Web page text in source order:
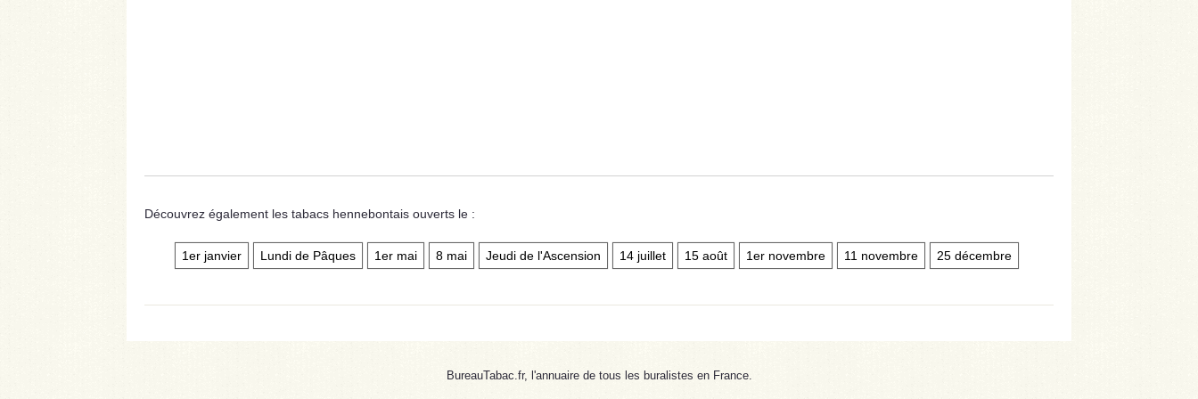
Découvrez également les tabacs hennebontais ouverts le :
1er janvier Lundi de Pâques 1er mai 8 mai Jeudi de l'Ascension 14 juillet 15 août 1er novembre 11 novembre 25 décembre
BureauTabac.fr, l'annuaire de tous les buralistes en France.